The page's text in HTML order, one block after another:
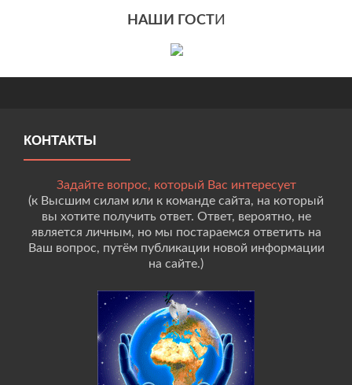
НАШИ ГОСТИ
КОНТАКТЫ
Задайте вопрос, который Вас интересует
(к Высшим силам или к команде сайта, на который
вы хотите получить ответ. Ответ, вероятно, не
является личным, но мы постараемся ответить на
Ваш вопрос, путём публикации новой информации
на сайте.)